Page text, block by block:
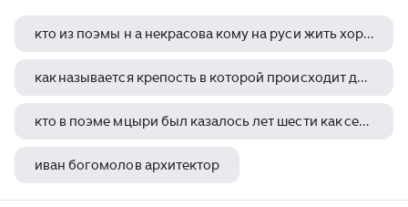
кто из поэмы н а некрасова кому на руси жить хорошо назван народным заступником
как называется крепость в которой происходит действие повести а с пушкина капитанская дочка
кто в поэме мцыри был казалось лет шести как серна гор пуглив и дик лермонтова
иван богомолов архитектор